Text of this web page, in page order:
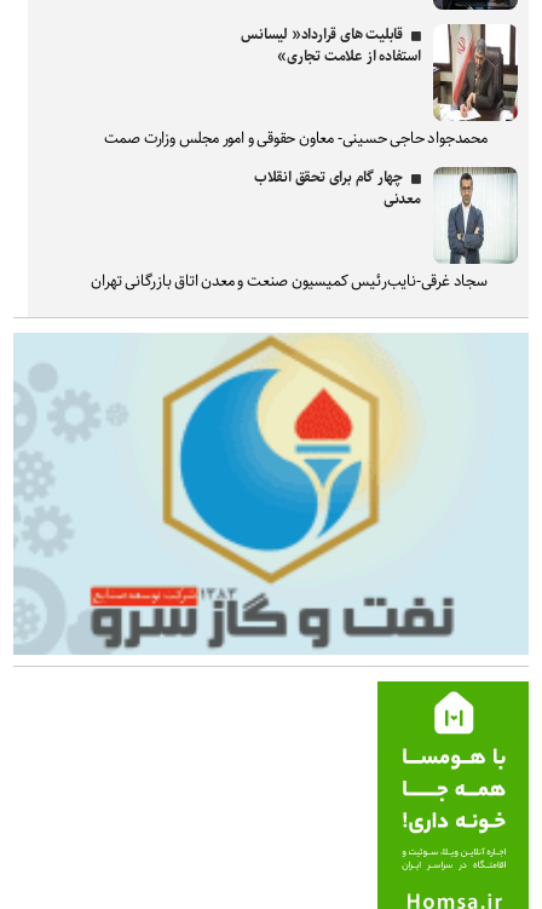
قابلیت های قرارداد« لیسانس
استفاده از علامت تجاری»
محمدجواد حاجی حسینی- معاون حقوقی و امور مجلس وزارت صمت
چهار گام برای تحقق انقلاب
معدنی
سجاد غرقی-نایب‌رئیس کمیسیون صنعت و معدن اتاق بازرگانی تهران